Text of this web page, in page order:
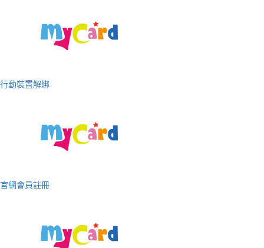
行動裝置解綁
官網會員註冊